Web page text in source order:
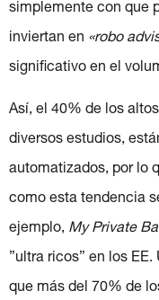
simplemente con que
inviertan en «robo
significativo en el
Así, el 40% de los
diversos estudios,
automatizados, por lo
como esta tendencia
ejemplo, My Private
”ultra ricos” en los
que más del 70% de